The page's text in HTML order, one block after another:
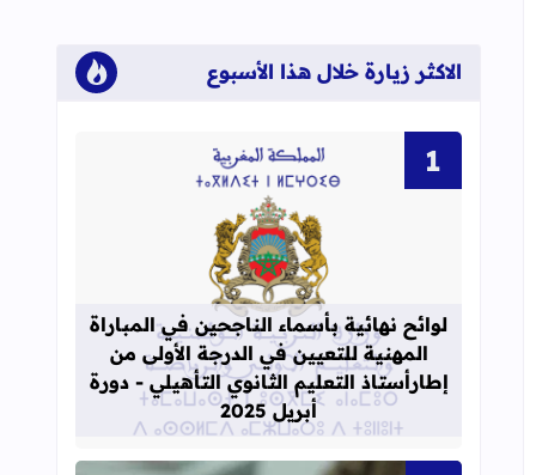
الاكثر زيارة خلال هذا الأسبوع
قراءة المزيد عن لوائح نهائية بأسماء
لوائح نهائية بأسماء الناجحين في المباراة
المهنية للتعيين في الدرجة الأولى من
إطارأستاذ التعليم الثانوي التأهيلي - دورة
أبريل 2025